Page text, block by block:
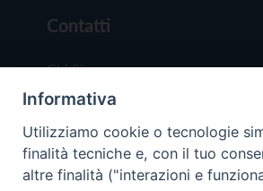
Contatti
Chi Siamo
Redazione
Scrivici
Informativa
Utilizziamo cookie o tecnologie
finalità tecniche e, con il tuo
altre finalità ("interazioni e